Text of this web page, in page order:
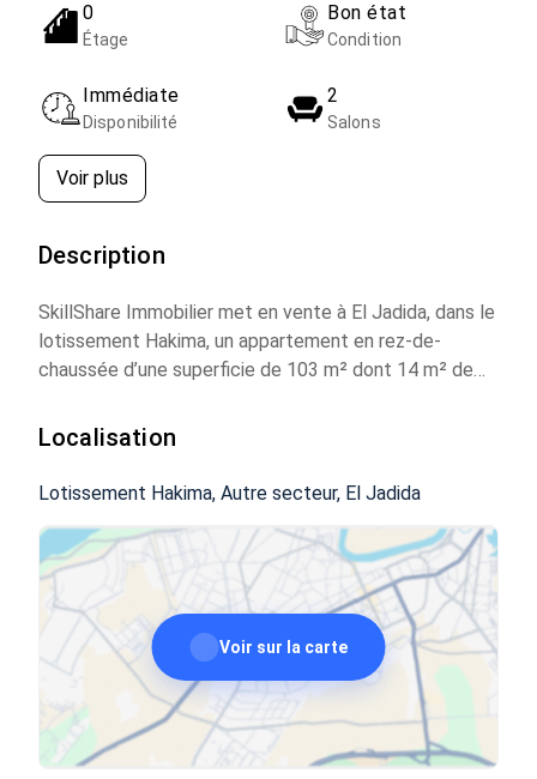
0
Étage
Bon état
Condition
Immédiate
Disponibilité
2
Salons
Voir plus
Description
SkillShare Immobilier met en vente à El Jadida, dans le
lotissement Hakima, un appartement en rez-de-
chaussée d’une superficie de 103 m² dont 14 m² de
la plage.
Le bien se compose de :
• Un salon
• Un grand séjour en face de la cuisine
• Une cuisine ouverte
• Une salle de bain avec douche
Dans la cour :
• Une chambre supplémentaire
• Des lavabos
• Des toilettes séparées
Localisation
Lotissement Hakima, Autre secteur, El Jadida
Voir sur la carte